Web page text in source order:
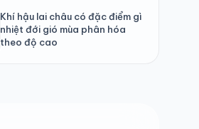
Khí hậu lai châu có đặc điểm gì
nhiệt đới gió mùa phân hóa
theo độ cao